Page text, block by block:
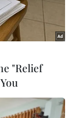
hoạch tuyển
năm
6.500 sinh
tháng đầu
"Relief